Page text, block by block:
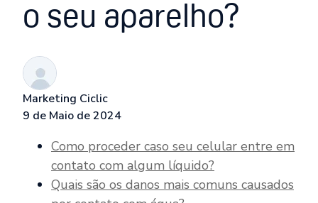
o seu aparelho?
Marketing Ciclic
9 de Maio de 2024
Como proceder caso seu celular entre em
contato com algum líquido?
Quais são os danos mais comuns causados